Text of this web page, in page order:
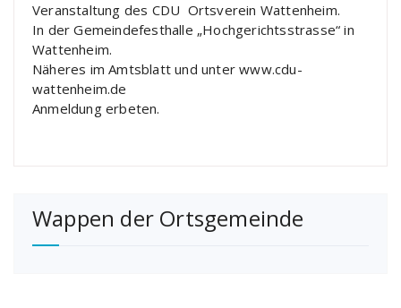
Veranstaltung des CDU Ortsverein Wattenheim.
In der Gemeindefesthalle „Hochgerichtsstrasse“ in
Wattenheim.
Näheres im Amtsblatt und unter www.cdu-
wattenheim.de
Anmeldung erbeten.
Wappen der Ortsgemeinde